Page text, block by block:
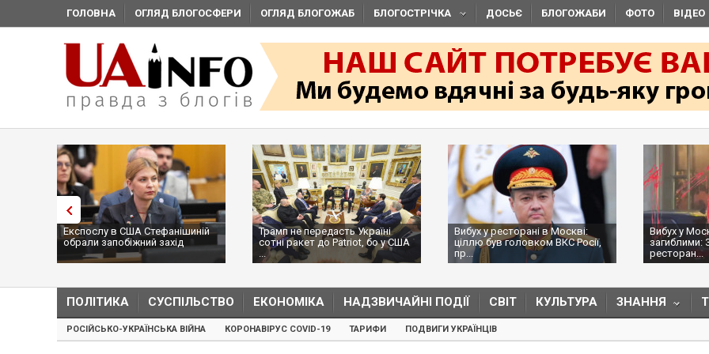
ГОЛОВНА ОГЛЯД БЛОГОСФЕРИ ОГЛЯД БЛОГОЖАБ БЛОГОСТРІЧКА ДОСЬЄ БЛОГОЖАБИ ФОТО ВІДЕО
Експослу в США Стефанішиній
обрали запобіжний захід
Трамп не передасть Україні
сотні ракет до Patriot, бо у США
...
Вибух у ресторані в Москві:
ціллю був головком ВКС Росії,
пр...
Вибух у
загиблими:
ресторан...
ПОЛІТИКА СУСПІЛЬСТВО ЕКОНОМІКА НАДЗВИЧАЙНІ ПОДІЇ СВІТ КУЛЬТУРА ЗНАННЯ
РОСІЙСЬКО-УКРАЇНСЬКА ВІЙНА КОРОНАВІРУС COVID-19 ТАРИФИ ПОДВИГИ УКРАЇНЦІВ